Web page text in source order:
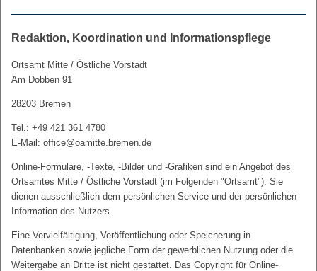
Redaktion, Koordination und Informationspflege
Ortsamt Mitte / Östliche Vorstadt
Am Dobben 91
28203 Bremen
Tel.: +49 421 361 4780
E-Mail: office@oamitte.bremen.de
Online-Formulare, -Texte, -Bilder und -Grafiken sind ein Angebot des
Ortsamtes Mitte / Östliche Vorstadt (im Folgenden "Ortsamt"). Sie
dienen ausschließlich dem persönlichen Service und der persönlichen
Information des Nutzers.
Eine Vervielfältigung, Veröffentlichung oder Speicherung in
Datenbanken sowie jegliche Form der gewerblichen Nutzung oder die
Weitergabe an Dritte ist nicht gestattet. Das Copyright für Online-